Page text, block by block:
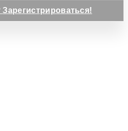
Зарегистрироваться!